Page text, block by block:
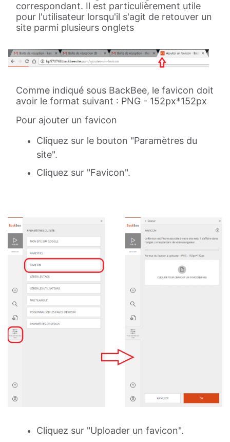
correspondant. Il est particulièrement utile
pour l'utilisateur lorsqu'il s'agit de retouver un
site parmi plusieurs onglets
Comme indiqué sous BackBee, le favicon doit
avoir le format suivant : PNG - 152px*152px
Pour ajouter un favicon
Cliquez sur le bouton "Paramètres du
site".
Cliquez sur "Favicon".
Cliquez sur "Uploader un favicon".